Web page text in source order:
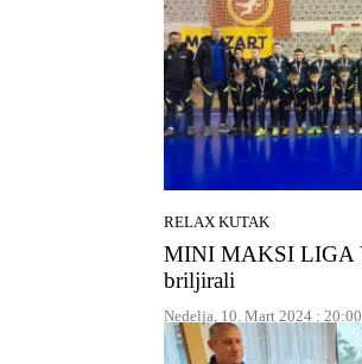
RELAX KUTAK
MINI MAKSI LIGA
briljirali
Nedelja, 10. Mart 2024 : 20:00